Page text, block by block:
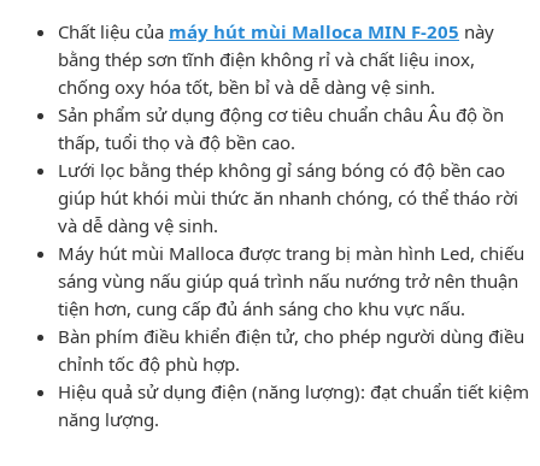
Chất liệu của máy hút mùi Malloca MIN F-205 này
bằng thép sơn tĩnh điện không rỉ và chất liệu inox,
chống oxy hóa tốt, bền bỉ và dễ dàng vệ sinh.
Sản phẩm sử dụng động cơ tiêu chuẩn châu Âu độ ồn
thấp, tuổi thọ và độ bền cao.
Lưới lọc bằng thép không gỉ sáng bóng có độ bền cao
giúp hút khói mùi thức ăn nhanh chóng, có thể tháo rời
và dễ dàng vệ sinh.
Máy hút mùi Malloca được trang bị màn hình Led, chiếu
sáng vùng nấu giúp quá trình nấu nướng trở nên thuận
tiện hơn, cung cấp đủ ánh sáng cho khu vực nấu.
Bàn phím điều khiển điện tử, cho phép người dùng điều
chỉnh tốc độ phù hợp.
Hiệu quả sử dụng điện (năng lượng): đạt chuẩn tiết kiệm
năng lượng.